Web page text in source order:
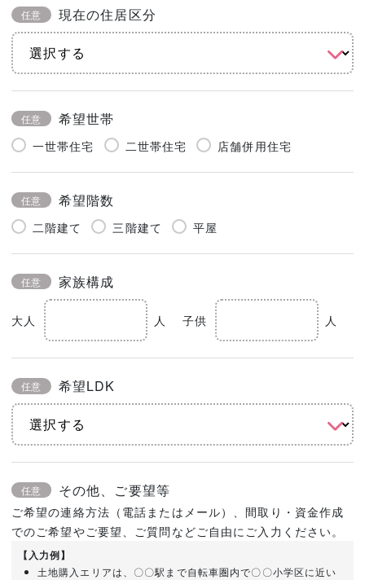
任意 現在の住居区分
任意 希望世帯
一世帯住宅 二世帯住宅 店舗併用住宅
任意 希望階数
二階建て 三階建て 平屋
任意 家族構成
大人 人 子供 人
任意 希望LDK
任意 その他、ご要望等
ご希望の連絡方法（電話またはメール）、間取り・資金作成
でのご希望やご要望、ご質問などご自由にご入力ください。
【入力例】
土地購入エリアは、〇〇駅まで自転車圏内で〇〇小学区に近い